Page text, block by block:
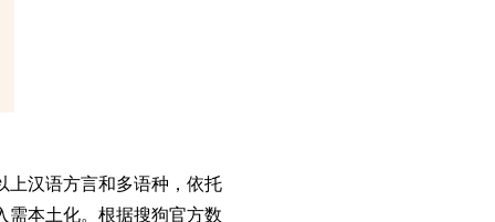
汉语方言和多语种，依托
需本土化。根据搜狗官方数